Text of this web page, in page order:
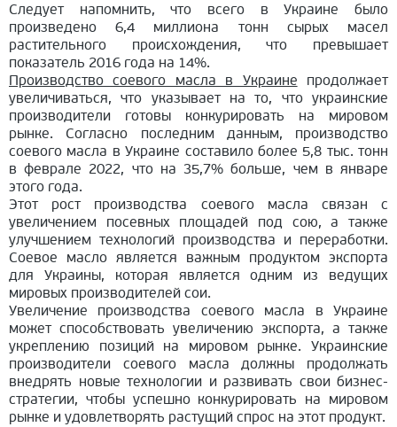
Следует напомнить, что всего в Украине было
произведено 6,4 миллиона тонн сырых масел
растительного происхождения, что превышает
показатель 2016 года на 14%.
Производство соевого масла в Украине продолжает
увеличиваться, что указывает на то, что украинские
производители готовы конкурировать на мировом
рынке. Согласно последним данным, производство
соевого масла в Украине составило более 5,8 тыс. тонн
в феврале 2022, что на 35,7% больше, чем в январе
этого года.
Этот рост производства соевого масла связан с
увеличением посевных площадей под сою, а также
улучшением технологий производства и переработки.
Соевое масло является важным продуктом экспорта
для Украины, которая является одним из ведущих
мировых производителей сои.
Увеличение производства соевого масла в Украине
может способствовать увеличению экспорта, а также
укреплению позиций на мировом рынке. Украинские
производители соевого масла должны продолжать
внедрять новые технологии и развивать свои бизнес-
стратегии, чтобы успешно конкурировать на мировом
рынке и удовлетворять растущий спрос на этот продукт.